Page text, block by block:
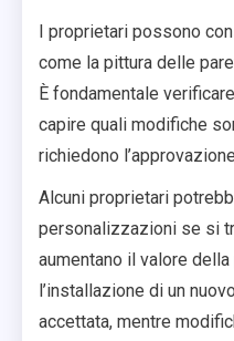
I proprietari possono
come la pittura delle
È fondamentale
capire quali modifiche
richiedono
Alcuni proprietari
personalizzazioni se si
aumentano il valore
l’installazione di un
accettata, mentre